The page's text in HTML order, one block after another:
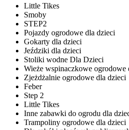
Little Tikes
Smoby
STEP2
Pojazdy ogrodowe dla dzieci
Gokarty dla dzieci
Jeździki dla dzieci
Stoliki wodne Dla Dzieci
Wieże wspinaczkowe ogrodowe
Zjeżdżalnie ogrodowe dla dzieci
Feber
Step 2
Little Tikes
Inne zabawki do ogrodu dla
Trampoliny ogrodowe dla dzieci